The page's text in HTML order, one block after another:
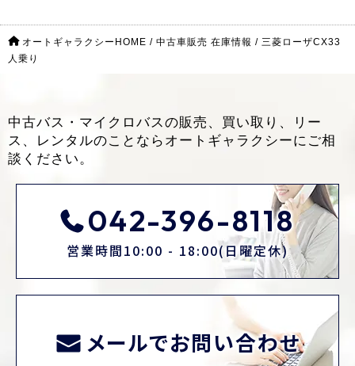
オートギャラクシーHOME / 中古車販売 在庫情報 / 三菱ローザCX33
人乗り
中古バス・マイクロバスの販売、買い取り、リー
ス、レンタルのことなら オートギャラクシーにご相
談ください。
042-396-8118
営業時間10:00 - 18:00(日曜定休)
メールでお問い合わせ